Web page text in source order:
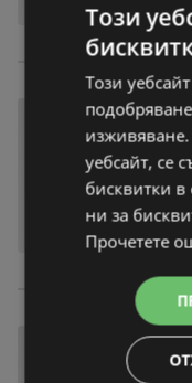
Този
Този
уебсайт, се
бисквитки в
ни за
Прочетете